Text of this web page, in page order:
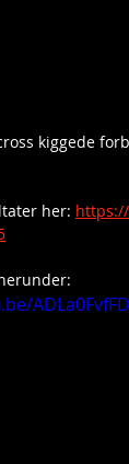
kiggede
her: